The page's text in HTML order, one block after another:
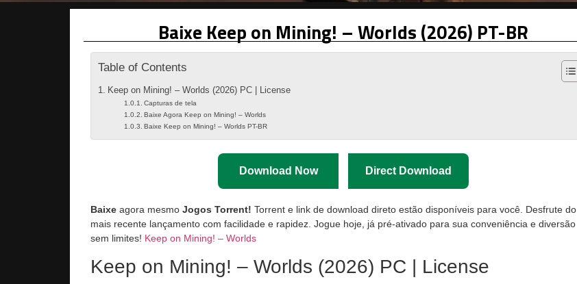
Baixe Keep on Mining! – Worlds (2026) PT-BR
Table of Contents
Keep on Mining! – Worlds (2026) PC | License
Capturas de tela
Baixe Agora Keep on Mining! – Worlds
Baixe Keep on Mining! – Worlds PT-BR
Download Now Direct Download
Baixe agora mesmo Jogos Torrent! Torrent e link de download direto estão disponíveis para você. Desfrute do
mais recente lançamento com facilidade e rapidez. Jogue hoje, já pré-ativado para sua conveniência e diversão
sem limites! Keep on Mining! – Worlds
Keep on Mining! – Worlds (2026) PC | License